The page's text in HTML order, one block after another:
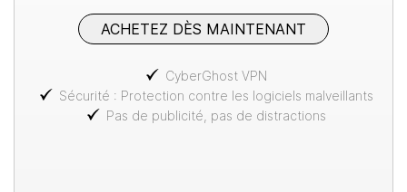
ACHETEZ DÈS MAINTENANT
CyberGhost VPN
Sécurité : Protection contre les logiciels malveillants
Pas de publicité, pas de distractions